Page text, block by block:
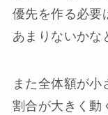
優先を作る必要
あまりないかな
また全体額が小
割合が大きく動